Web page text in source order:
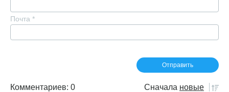
Почта *
Комментариев: 0 Сначала новые